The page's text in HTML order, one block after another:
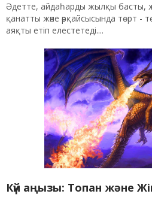
Әдетте, айдаһарды жылқы басты,
қанатты және әрқайсысында төрт -
аяқты етіп елестетеді....
Күй аңызы: Топан және